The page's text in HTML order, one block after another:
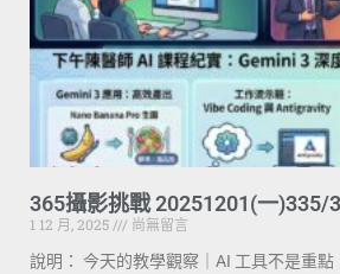
365攝影挑戰 20251201(一)335/
1 12 月, 2025
尚無留言
說明： 今天的教學觀察｜AI 工具不是重點